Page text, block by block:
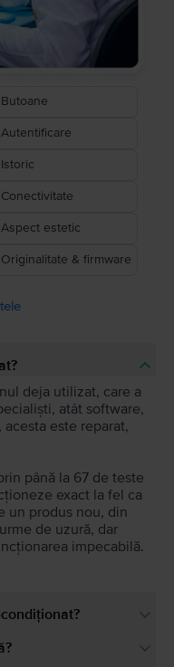
Butoane
Autentificare
Istoric
Conectivitate
Aspect estetic
Originalitate & firmware
deja utilizat, care a
atât software,
este reparat,
până la 67 de teste
exact la fel ca
un produs nou, din
de uzură, dar
impecabilă.